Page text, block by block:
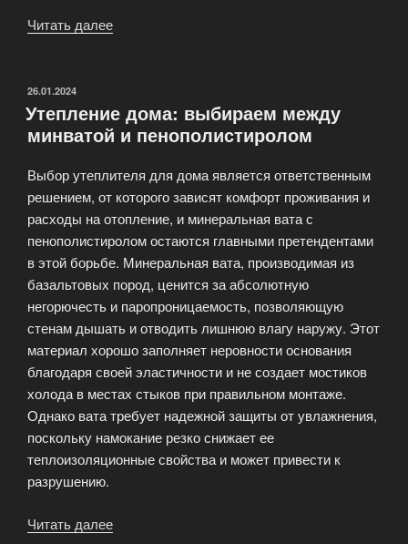
Читать далее
сравнительный
анализ»
ОПУБЛИКОВАНО
26.01.2024
Утепление дома: выбираем между
минватой и пенополистиролом
Выбор утеплителя для дома является ответственным
решением, от которого зависят комфорт проживания и
расходы на отопление, и минеральная вата с
пенополистиролом остаются главными претендентами
в этой борьбе. Минеральная вата, производимая из
базальтовых пород, ценится за абсолютную
негорючесть и паропроницаемость, позволяющую
стенам дышать и отводить лишнюю влагу наружу. Этот
материал хорошо заполняет неровности основания
благодаря своей эластичности и не создает мостиков
холода в местах стыков при правильном монтаже.
Однако вата требует надежной защиты от увлажнения,
поскольку намокание резко снижает ее
теплоизоляционные свойства и может привести к
разрушению.
Читать далее